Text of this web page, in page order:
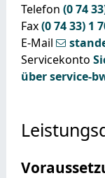
Telefon (074
Fax(07433) 1
E-Mail
Servicekonto
über service-